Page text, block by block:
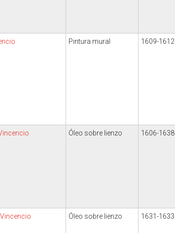
Pintura mural 1609-1612
Óleo sobre lienzo 1606-1638
Óleo sobre lienzo 1631-1633